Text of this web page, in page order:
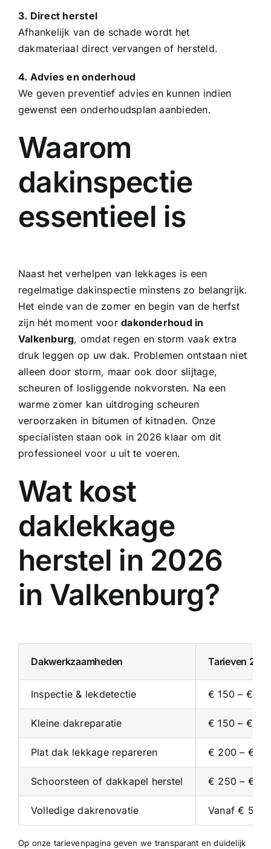
3. Direct herstel
Afhankelijk van de schade wordt het
dakmateriaal direct vervangen of hersteld.
4. Advies en onderhoud
We geven preventief advies en kunnen indien
gewenst een onderhoudsplan aanbieden.
Waarom
dakinspectie
essentieel is
Naast het verhelpen van lekkages is een
regelmatige dakinspectieminstens zo belangrijk.
Het einde van de zomer en begin van de herfst
zijn hét moment voordakonderhoud in
Valkenburg, omdat regen en storm vaak extra
druk leggen op uw dak. Problemen ontstaan niet
alleen door storm, maar ook door slijtage,
scheuren of losliggende nokvorsten. Na een
warme zomer kan uitdroging scheuren
veroorzaken in bitumen of kitnaden. Onze
specialisten staan ook in 2026 klaar om dit
professioneel voor u uit te voeren.
Wat kost
daklekkage
herstel in 2026
in Valkenburg?
Dakwerkzaamheden Tarieven
Inspectie & lekdetectie € 150 – €
Kleine dakreparatie € 150 – €
Plat dak lekkage repareren € 200 – €
Schoorsteen of dakkapel herstel € 250 – €
Volledige dakrenovatie Vanaf €
Op onze tarievenpagina geven we transparant en duidelijk